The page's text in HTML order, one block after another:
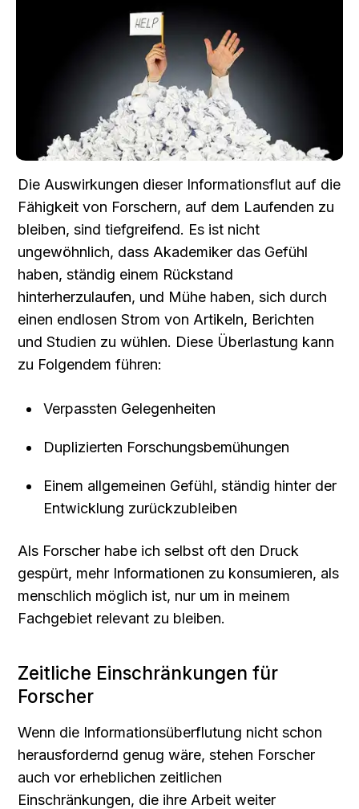
Die Auswirkungen dieser Informationsflut auf die
Fähigkeit von Forschern, auf dem Laufenden zu
bleiben, sind tiefgreifend. Es ist nicht
ungewöhnlich, dass Akademiker das Gefühl
haben, ständig einem Rückstand
hinterherzulaufen, und Mühe haben, sich durch
einen endlosen Strom von Artikeln, Berichten
und Studien zu wühlen. Diese Überlastung kann
zu Folgendem führen:
Verpassten Gelegenheiten
Duplizierten Forschungsbemühungen
Einem allgemeinen Gefühl, ständig hinter der
Entwicklung zurückzubleiben
Als Forscher habe ich selbst oft den Druck
gespürt, mehr Informationen zu konsumieren, als
menschlich möglich ist, nur um in meinem
Fachgebiet relevant zu bleiben.
Zeitliche Einschränkungen für
Forscher
Wenn die Informationsüberflutung nicht schon
herausfordernd genug wäre, stehen Forscher
auch vor erheblichen zeitlichen
Einschränkungen, die ihre Arbeit weiter